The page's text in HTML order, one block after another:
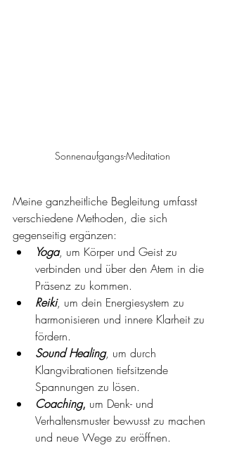
Sonnenaufgangs-Meditation
Meine ganzheitliche Begleitung umfasst
verschiedene Methoden, die sich
gegenseitig ergänzen:
Yoga, um Körper und Geist zu
verbinden und über den Atem in die
Präsenz zu kommen.
Reiki, um dein Energiesystem zu
harmonisieren und innere Klarheit zu
fördern.
Sound Healing, um durch
Klangvibrationen tiefsitzende
Spannungen zu lösen.
Coaching, um Denk- und
Verhaltensmuster bewusst zu machen
und neue Wege zu eröffnen.